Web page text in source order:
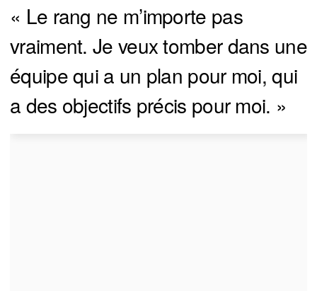
« Le rang ne m’importe pas
vraiment. Je veux tomber dans une
équipe qui a un plan pour moi, qui
a des objectifs précis pour moi. »